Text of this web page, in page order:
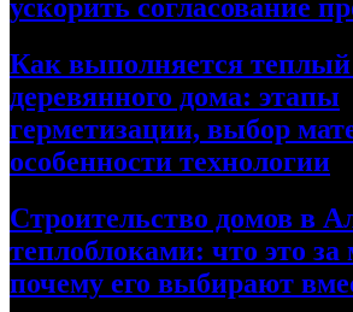
ускорить согласование
Как выполняется
деревянного дома: этапы
герметизации, выбор
особенности технологии
Строительство домов в
теплоблоками: что это за
почему его выбирают